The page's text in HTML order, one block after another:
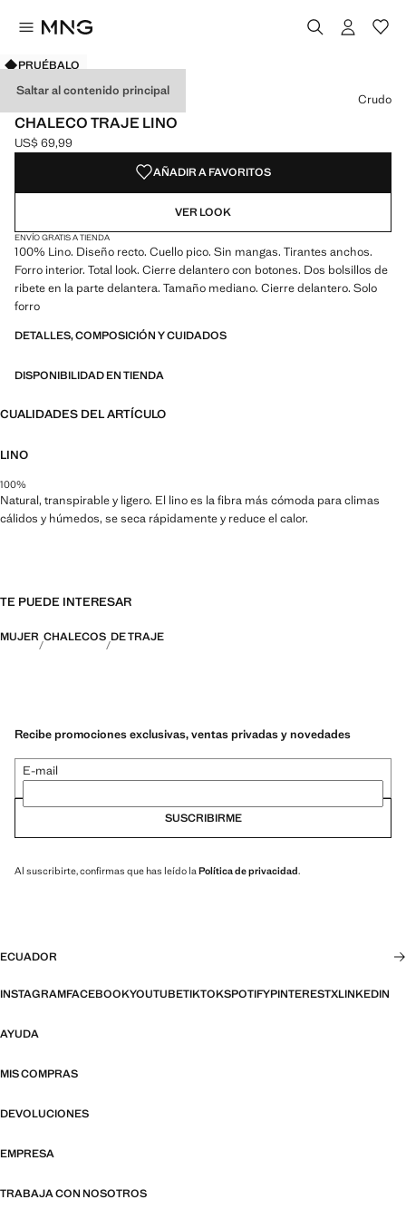
Saltar al contenido principal
PRUÉBALO
CHALECO TRAJE LINO
Precio actual [US$ 69,99 ]
US$ 69,99
Selecciona un color
Color Fucsia
Color NegroColor Crudo seleccionado
Color Azul celeste
Crudo
AÑADIR A FAVORITOS
VER LOOK
ENVÍO GRATIS A TIENDA
100% Lino. Diseño recto. Cuello pico. Sin mangas. Tirantes anchos.
Forro interior. Total look. Cierre delantero con botones. Dos bolsillos de
ribete en la parte delantera. Tamaño mediano. Cierre delantero. Solo
forro
DETALLES, COMPOSICIÓN Y CUIDADOS
DISPONIBILIDAD EN TIENDA
CUALIDADES DEL ARTÍCULO
LINO
100%
Natural, transpirable y ligero. El lino es la fibra más cómoda para climas
cálidos y húmedos, se seca rápidamente y reduce el calor.
TE PUEDE INTERESAR
MUJER CHALECOS DE TRAJE
Recibe promociones exclusivas, ventas privadas y novedades
E-mail
SUSCRIBIRME
Al suscribirte, confirmas que has leído laPolítica de privacidad.
ECUADOR
INSTAGRAMFACEBOOKYOUTUBETIKTOKSPOTIFYPINTERESTXLINKEDIN
AYUDA
MIS COMPRAS
DEVOLUCIONES
EMPRESA
TRABAJA CON NOSOTROS